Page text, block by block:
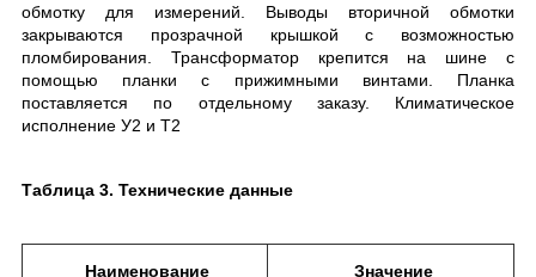
обмотку для измерений. Выводы вторичной обмотки
закрываются прозрачной крышкой с возможностью
пломбирования. Трансформатор крепится на шине с
помощью планки с прижимными винтами. Планка
поставляется по отдельному заказу. Климатическое
исполнение У2 и Т2
Таблица 3. Технические данные
Наименование Значение